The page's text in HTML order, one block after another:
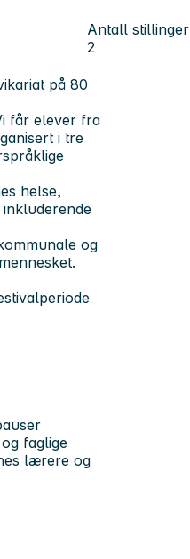
Antall stillinger
2
på 80
får elever fra
i tre
helse,
og
faglige
lærere og